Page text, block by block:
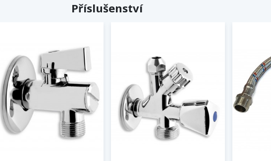
Příslušenství